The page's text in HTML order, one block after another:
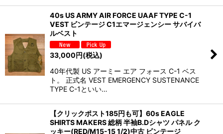
40s US ARMY AIR FORCE UAAF TYPE C-1
VEST ビンテージ C1エマージェンシー サバイバ
ルベスト
33,000円(税込)
40年代製 US アーミー エア フォース C-1 ベス
ト。 正式名 VEST EMERGENCY SUSTENANCE
TYPE C-1といい…
【クリックポスト185円も可】60s EAGLE
SHIRTS MAKERS 総柄 半袖B.Dシャツ パネル ク
ッキー(RED/M15-15 1/2)中古 ビンテージ